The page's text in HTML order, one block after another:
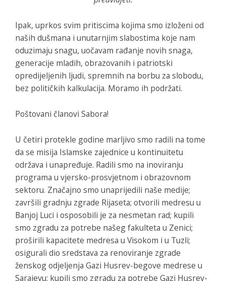
Ipak, uprkos svim pritiscima kojima smo izloženi od
naših dušmana i unutarnjim slabostima koje nam
oduzimaju snagu, uočavam rađanje novih snaga,
generacije mladih, obrazovanih i patriotski
opredijeljenih ljudi, spremnih na borbu za slobodu,
bez političkih kalkulacija. Moramo ih podržati.
Poštovani članovi Sabora!
U četiri protekle godine marljivo smo radili na tome
da se misija Islamske zajednice u kontinuitetu
održava i unapređuje. Radili smo na inoviranju
programa u vjersko-prosvjetnom i obrazovnom
sektoru. Značajno smo unaprijedili naše medije;
završili gradnju zgrade Rijaseta; otvorili medresu u
Banjoj Luci i osposobili je za nesmetan rad; kupili
smo zgradu za potrebe našeg fakulteta u Zenici;
proširili kapacitete medresa u Visokom i u Tuzli;
osigurali dio sredstava za renoviranje zgrade
ženskog odjeljenja Gazi Husrev-begove medrese u
Sarajevu; kupili smo zgradu za potrebe Gazi Husrev-